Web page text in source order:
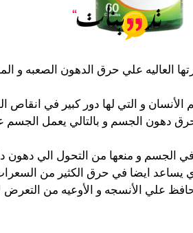
العاليه علي حرق الدهون الصعبه
و التي لها دور كبير في انقاص
دهون الجسم و بالتالي يعمل
و منعها من التحول الي دهون
ايضا في حرق الكثير من
علي الأنسجه و الأوعيه من